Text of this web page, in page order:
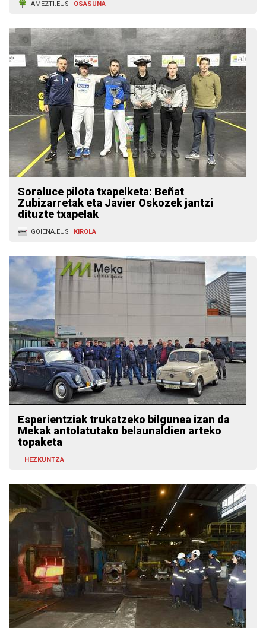
AMEZTI.EUS OSASUNA
Soraluce pilota txapelketa: Beñat
Zubizarretak eta Javier Oskozek jantzi
dituzte txapelak
GOIENA.EUS KIROLA
Esperientziak trukatzeko bilgunea izan da
Mekak antolatutako belaunaldien arteko
topaketa
HEZKUNTZA